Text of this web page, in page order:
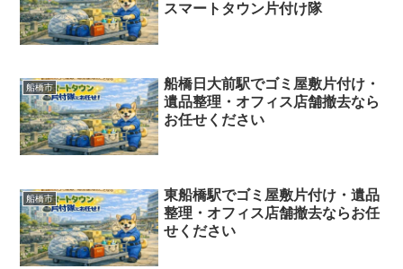
スマートタウン片付け隊
船橋市
船橋日大前駅でゴミ屋敷片付け・
遺品整理・オフィス店舗撤去なら
お任せください
船橋市
東船橋駅でゴミ屋敷片付け・遺品
整理・オフィス店舗撤去ならお任
せください